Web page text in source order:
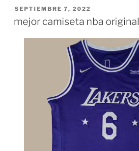
PUBLICADO
SEPTIEMBRE 7, 2022
mejor camiseta nba original